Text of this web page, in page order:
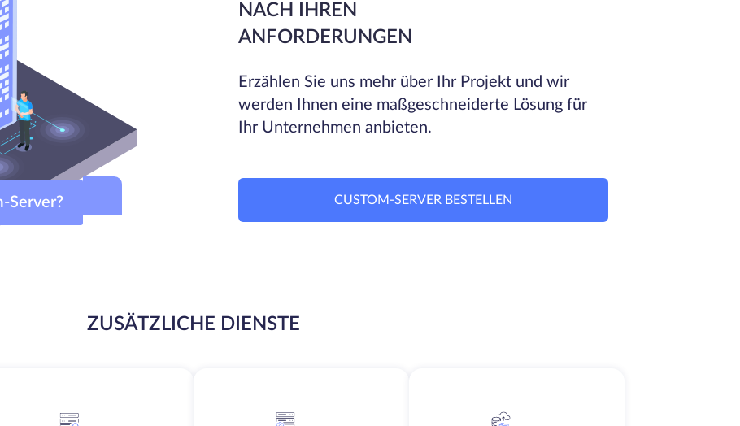
Server?
NACH IHREN
ANFORDERUNGEN
Erzählen Sie uns mehr über Ihr Projekt und wir
werden Ihnen eine maßgeschneiderte Lösung für
Ihr Unternehmen anbieten.
CUSTOM-SERVER BESTELLEN
ZUSÄTZLICHE DIENSTE